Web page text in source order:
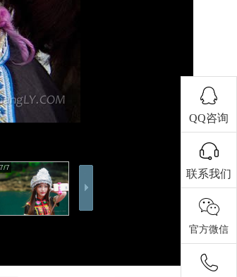
7/7
QQ咨询
联系我们
官方微信